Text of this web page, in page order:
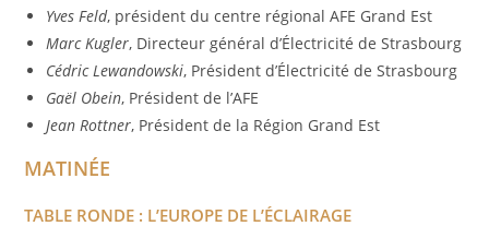
Yves Feld, président du centre régional AFE Grand Est
Marc Kugler, Directeur général d’Électricité de Strasbourg
Cédric Lewandowski, Président d’Électricité de Strasbourg
Gaël Obein, Président de l’AFE
Jean Rottner, Président de la Région Grand Est
MATINÉE
TABLE RONDE : L’EUROPE DE L’ÉCLAIRAGE